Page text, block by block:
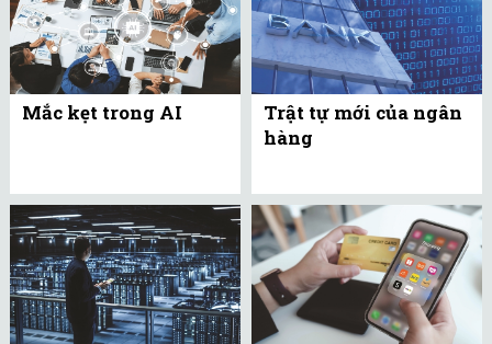
Mắc kẹt trong AI
Trật tự mới của ngân
hàng